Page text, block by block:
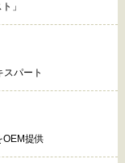
」
パート
提供